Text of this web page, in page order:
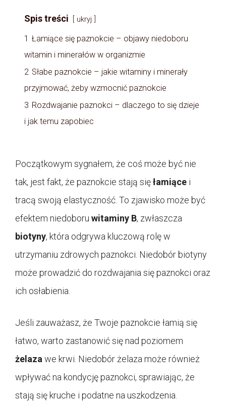
Spis treści ukryj
1 Łamiące się paznokcie – objawy niedoboru
witamin i minerałów w organizmie
2 Słabe paznokcie – jakie witaminy i minerały
przyjmować, żeby wzmocnić paznokcie
3 Rozdwajanie paznokci – dlaczego to się dzieje
i jak temu zapobiec
Początkowym sygnałem, że coś może być nie
tak, jest fakt, że paznokcie stają sięłamiące i
tracą swoją elastyczność. To zjawisko może być
efektem niedoboru witaminy B, zwłaszcza
biotyny, która odgrywa kluczową rolę w
utrzymaniu zdrowych paznokci. Niedobór biotyny
może prowadzić do rozdwajania się paznokci oraz
ich osłabienia.
Jeśli zauważasz, że Twoje paznokcie łamią się
łatwo, warto zastanowić się nad poziomem
żelaza we krwi. Niedobór żelaza może również
wpływać na kondycję paznokci, sprawiając, że
stają się kruche i podatne na uszkodzenia.